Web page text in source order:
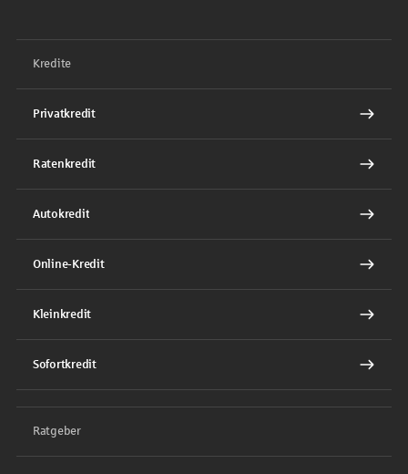
Kredite
Privatkredit
Ratenkredit
Autokredit
Online-Kredit
Kleinkredit
Sofortkredit
Ratgeber